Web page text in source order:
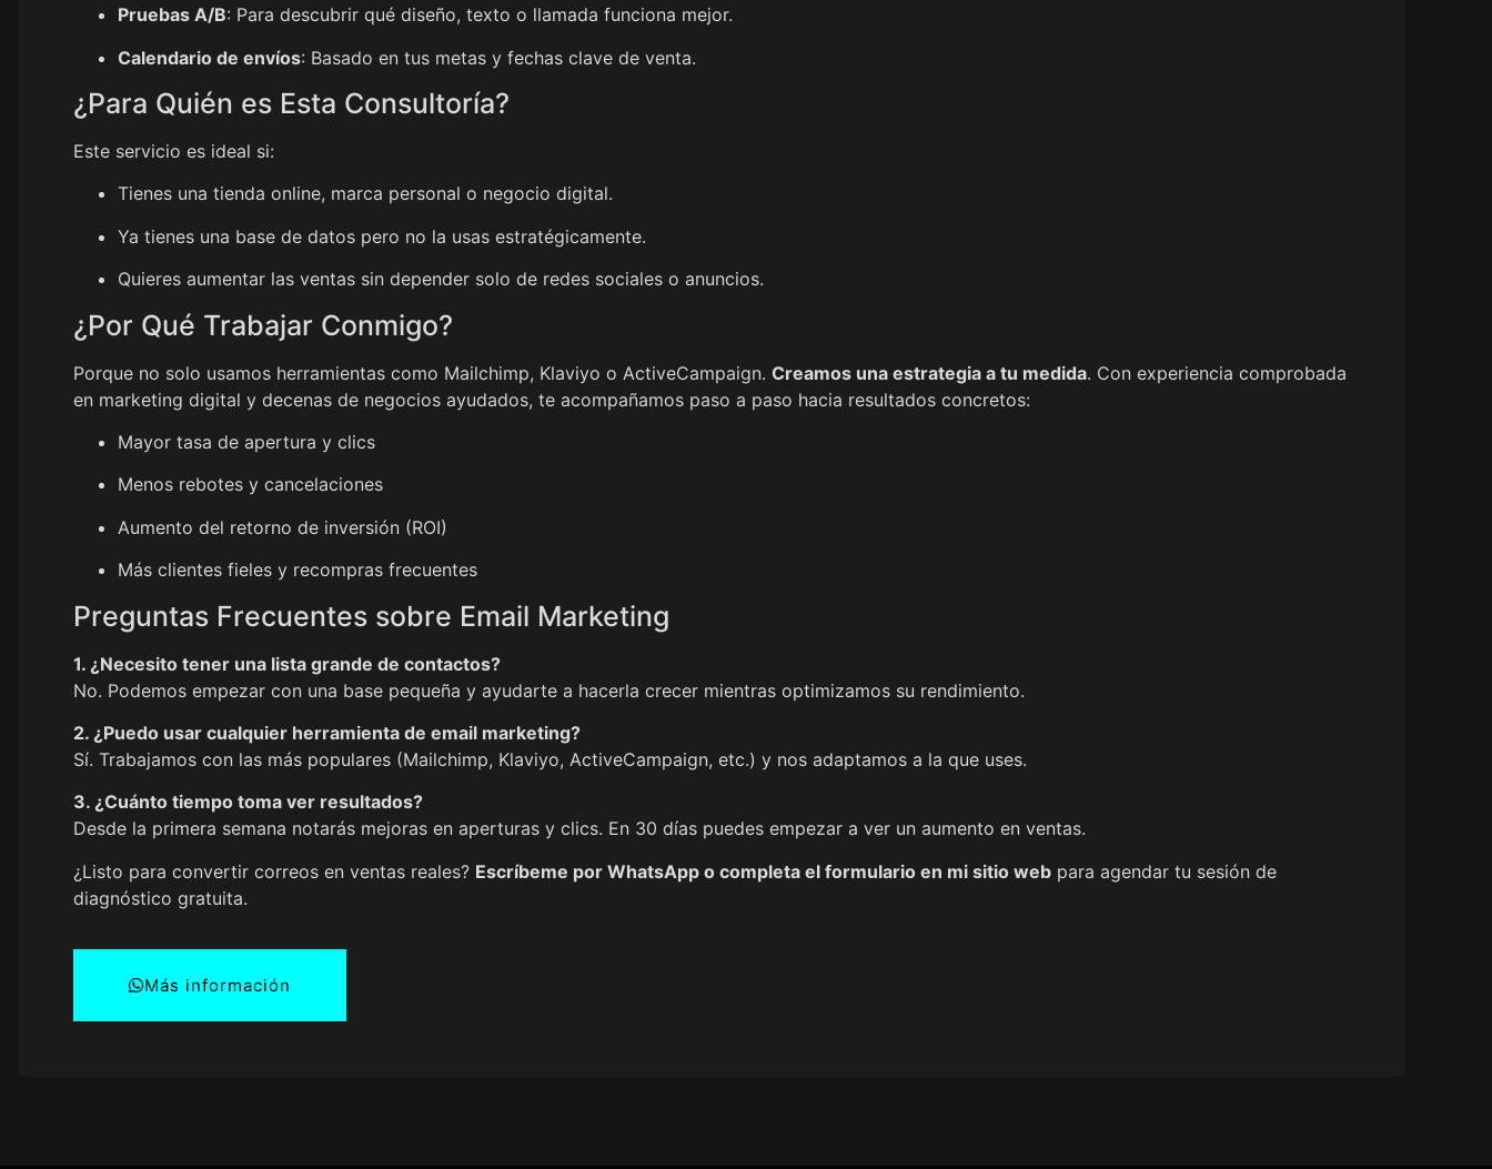
Pruebas A/B: Para descubrir qué diseño, texto o llamada funciona mejor.
Calendario de envíos: Basado en tus metas y fechas clave de venta.
¿Para Quién es Esta Consultoría?
Este servicio es ideal si:
Tienes una tienda online, marca personal o negocio digital.
Ya tienes una base de datos pero no la usas estratégicamente.
Quieres aumentar las ventas sin depender solo de redes sociales o anuncios.
¿Por Qué Trabajar Conmigo?
Porque no solo usamos herramientas como Mailchimp, Klaviyo o ActiveCampaign. Creamos una estrategia a tu medida. Con experiencia comprobada
en marketing digital y decenas de negocios ayudados, te acompañamos paso a paso hacia resultados concretos:
Mayor tasa de apertura y clics
Menos rebotes y cancelaciones
Aumento del retorno de inversión (ROI)
Más clientes fieles y recompras frecuentes
Preguntas Frecuentes sobre Email Marketing
1. ¿Necesito tener una lista grande de contactos?
No. Podemos empezar con una base pequeña y ayudarte a hacerla crecer mientras optimizamos su rendimiento.
2. ¿Puedo usar cualquier herramienta de email marketing?
Sí. Trabajamos con las más populares (Mailchimp, Klaviyo, ActiveCampaign, etc.) y nos adaptamos a la que uses.
3. ¿Cuánto tiempo toma ver resultados?
Desde la primera semana notarás mejoras en aperturas y clics. En 30 días puedes empezar a ver un aumento en ventas.
¿Listo para convertir correos en ventas reales? Escríbeme por WhatsApp o completa el formulario en mi sitio web para agendar tu sesión de
diagnóstico gratuita.
Más información